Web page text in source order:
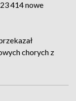
414 nowe
chorych z